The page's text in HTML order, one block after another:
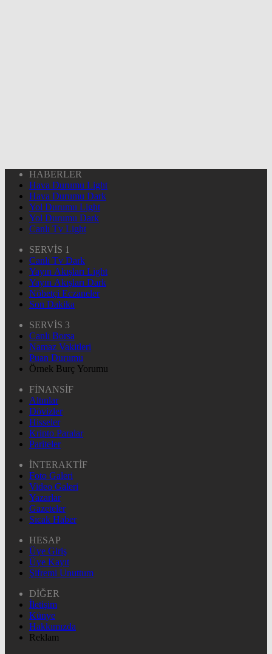
HABERLER
Hava Durumu Light
Hava Durumu Dark
Yol Durumu Light
Yol Durumu Dark
Canlı Tv Light
SERVİS 1
Canlı Tv Dark
Yayın Akışları Light
Yayın Akışları Dark
Nöbetçi Eczaneler
Son Dakika
SERVİS 3
Canlı Borsa
Namaz Vakitleri
Puan Durumu
Örnek Burç Yorumu
FİNANSİF
Altınlar
Dövizler
Hisseler
Kripto Paralar
Pariteler
İNTERAKTİF
Foto Galeri
Video Galeri
Yazarlar
Gazeteler
Sıcak Haber
HESAP
Üye Giriş
Üye Kayıt
Şifremi Unuttum
DİĞER
İletişim
Künye
Hakkımızda
Reklam